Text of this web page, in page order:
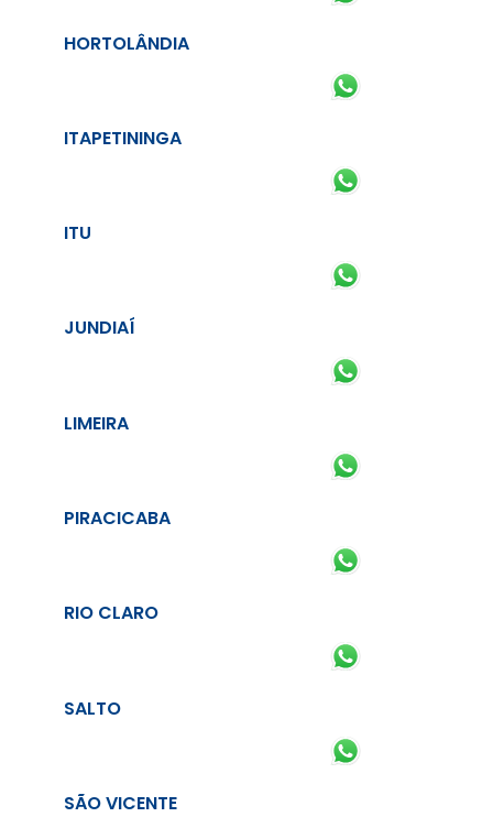
HORTOLÂNDIA
ITAPETININGA
ITU
JUNDIAÍ
LIMEIRA
PIRACICABA
RIO CLARO
SALTO
SÃO VICENTE